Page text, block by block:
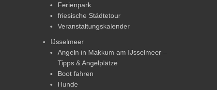
Ferienpark
friesische Städtetour
Veranstaltungskalender
IJsselmeer
Angeln in Makkum am IJsselmeer –
Tipps & Angelplätze
Boot fahren
Hunde